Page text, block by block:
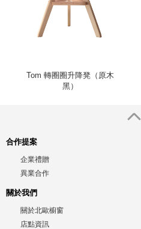
Tom 轉圈圈升降凳（原木
黑）
合作提案
企業禮贈
異業合作
關於我們
關於北歐櫥窗
店點資訊